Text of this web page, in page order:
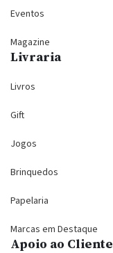
Eventos
Magazine
Livraria
Livros
Gift
Jogos
Brinquedos
Papelaria
Marcas em Destaque
Apoio ao Cliente